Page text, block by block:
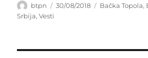
Author
btpn
Posted
30/08/2018 Categories
Bačka Topola,
Srbija,Vesti